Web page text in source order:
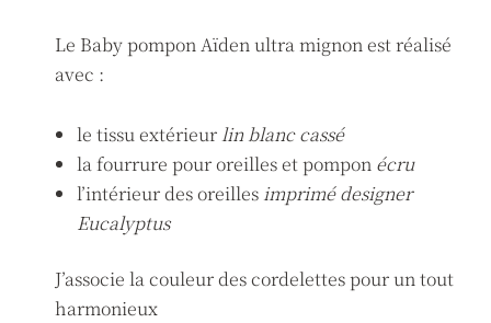
Le Baby pompon Aïden ultra mignon est réalisé
avec :
le tissu extérieurlin blanc cassé
la fourrure pour oreilles et pompon écru
l’intérieur des oreilles imprimé designer
Eucalyptus
J’associe la couleur des cordelettes pour un tout
harmonieux